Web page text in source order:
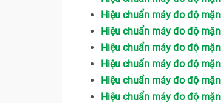
Hiệu chuẩn máy đo độ mặn
Hiệu chuẩn máy đo độ mặn
Hiệu chuẩn máy đo độ mặn
Hiệu chuẩn máy đo độ mặn
Hiệu chuẩn máy đo độ mặn
Hiệu chuẩn máy đo độ mặn